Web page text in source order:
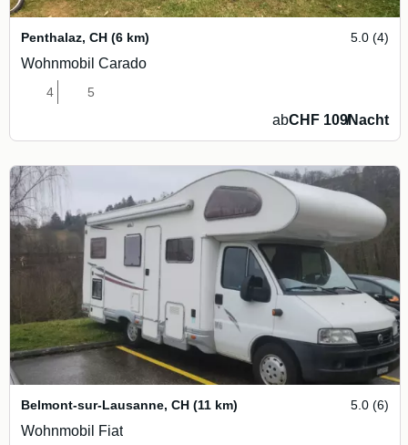
Penthalaz, CH (6 km) 5.0 (4)
Wohnmobil Carado
4 5
abCHF 109/Nacht
Belmont-sur-Lausanne, CH (11 km) 5.0 (6)
Wohnmobil Fiat